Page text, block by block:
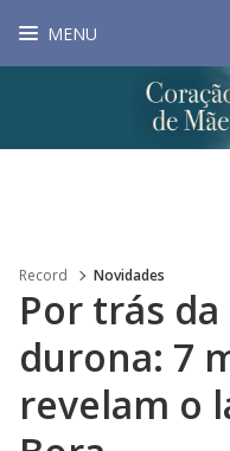
MENU
Record Novidades
Por trás
durona: 7
revelam o